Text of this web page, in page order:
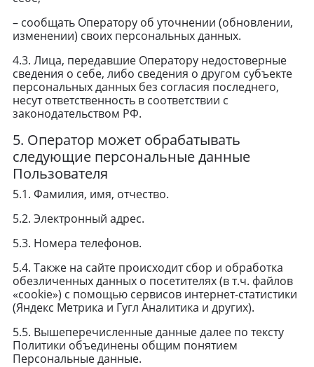
– сообщать Оператору об уточнении (обновлении,
изменении) своих персональных данных.
4.3. Лица, передавшие Оператору недостоверные
сведения о себе, либо сведения о другом субъекте
персональных данных без согласия последнего,
несут ответственность в соответствии с
законодательством РФ.
5. Оператор может обрабатывать
следующие персональные данные
Пользователя
5.1. Фамилия, имя, отчество.
5.2. Электронный адрес.
5.3. Номера телефонов.
5.4. Также на сайте происходит сбор и обработка
обезличенных данных о посетителях (в т.ч. файлов
«cookie») с помощью сервисов интернет-статистики
(Яндекс Метрика и Гугл Аналитика и других).
5.5. Вышеперечисленные данные далее по тексту
Политики объединены общим понятием
Персональные данные.